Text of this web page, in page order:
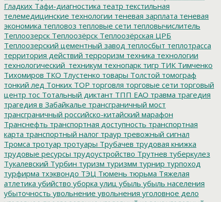
Гладких Тафи-диагностика театр текстильная
телемедицинские технологии теневая зарплата теневая
экономика тепловоз тепловые сети тепловычислитель
Теплоозерск Теплоозёрск Теплоозёрская ЦРБ
Теплоозерский цементный завод теплосбыт теплотрасса
территория действий терроризм техника технологии
технологический_техникум технопарк тигр ТИК Тимченко
Тихомиров ТКО Тлустенко товары Толстой томограф
тонкий лед Тонких ТОР торговля торговые сети торговый
центр тос Тотальный диктант ТПП ЕАО травма трагедия
трагедия в Забайкалье трансграничный мост
трансграничный российско-китайский марафон
Транснефть транспортная доступность транспортная
карта транспортный налог траур тревожный сигнал
Тромса тротуар тротуары Трубачев трудовая книжка
трудовые ресурсы трудоустройство Трутнев туберкулез
Тукалевский Турбин туризм туризмм турнир турпоход
турфирма тхэквондо ТЭЦ Тюмень тюрьма Тяжелая
атлетика убийство уборка улиц убыль убыль населения
убыточность увольнение увольнения уголовное дело